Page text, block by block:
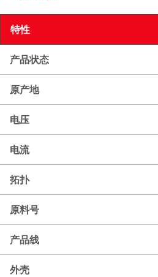
特性
产品状态
原产地
电压
电流
拓扑
原料号
产品线
外壳